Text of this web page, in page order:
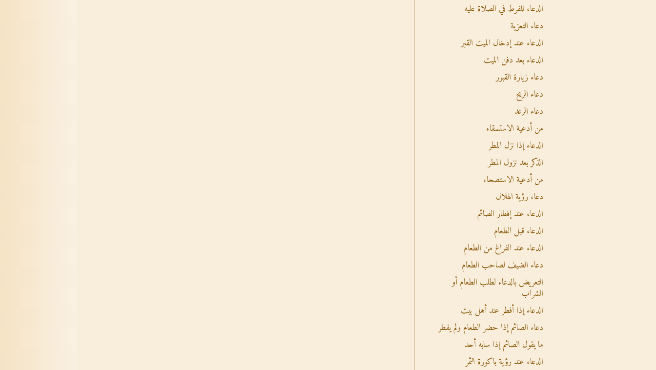
الدعاء للفرط في الصلاة عليه
دعاء التعزية
الدعاء عند إدخال الميت القبر
الدعاء بعد دفن الميت
دعاء زيارة القبور
دعاء الريح
دعاء الرعد
من أدعية الاستسقاء
الدعاء إذا نزل المطر
الذكر بعد نزول المطر
من أدعية الاستصحاء
دعاء رؤية الهلال
الدعاء عند إفطار الصائم
الدعاء قبل الطعام
الدعاء عند الفراغ من الطعام
دعاء الضيف لصاحب الطعام
التعريض بالدعاء لطلب الطعام أو
الشراب
الدعاء إذا أفطر عند أهل بيت
دعاء الصائم إذا حضر الطعام ولم يفطر
ما يقول الصائم إذا سابه أحد
الدعاء عند رؤية باكورة الثمر